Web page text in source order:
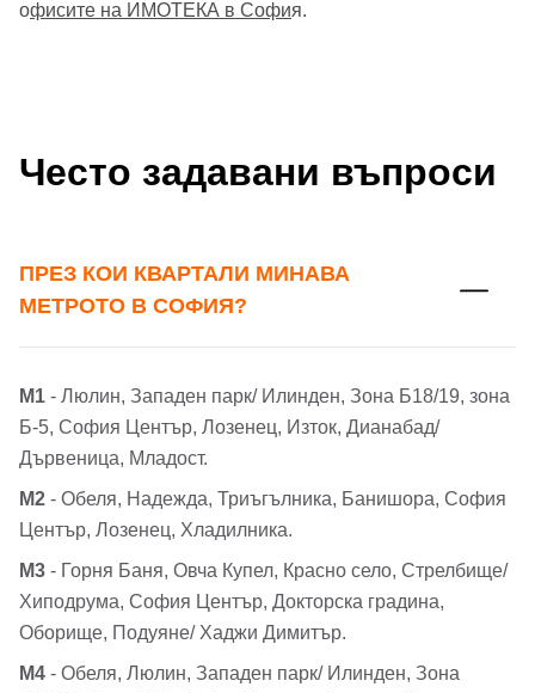
офисите на ИМОТЕКА в София.
Често задавани въпроси
ПРЕЗ КОИ КВАРТАЛИ МИНАВА
МЕТРОТО В СОФИЯ?
М1 - Люлин, Западен парк/ Илинден, Зона Б18/19, зона
Б-5, София Център, Лозенец, Изток, Дианабад/
Дървеница, Младост.
М2 - Обеля, Надежда, Триъгълника, Банишора, София
Център, Лозенец, Хладилника.
М3 - Горня Баня, Овча Купел, Красно село, Стрелбище/
Хиподрума, София Център, Докторска градина,
Оборище, Подуяне/ Хаджи Димитър.
М4 - Обеля, Люлин, Западен парк/ Илинден, Зона